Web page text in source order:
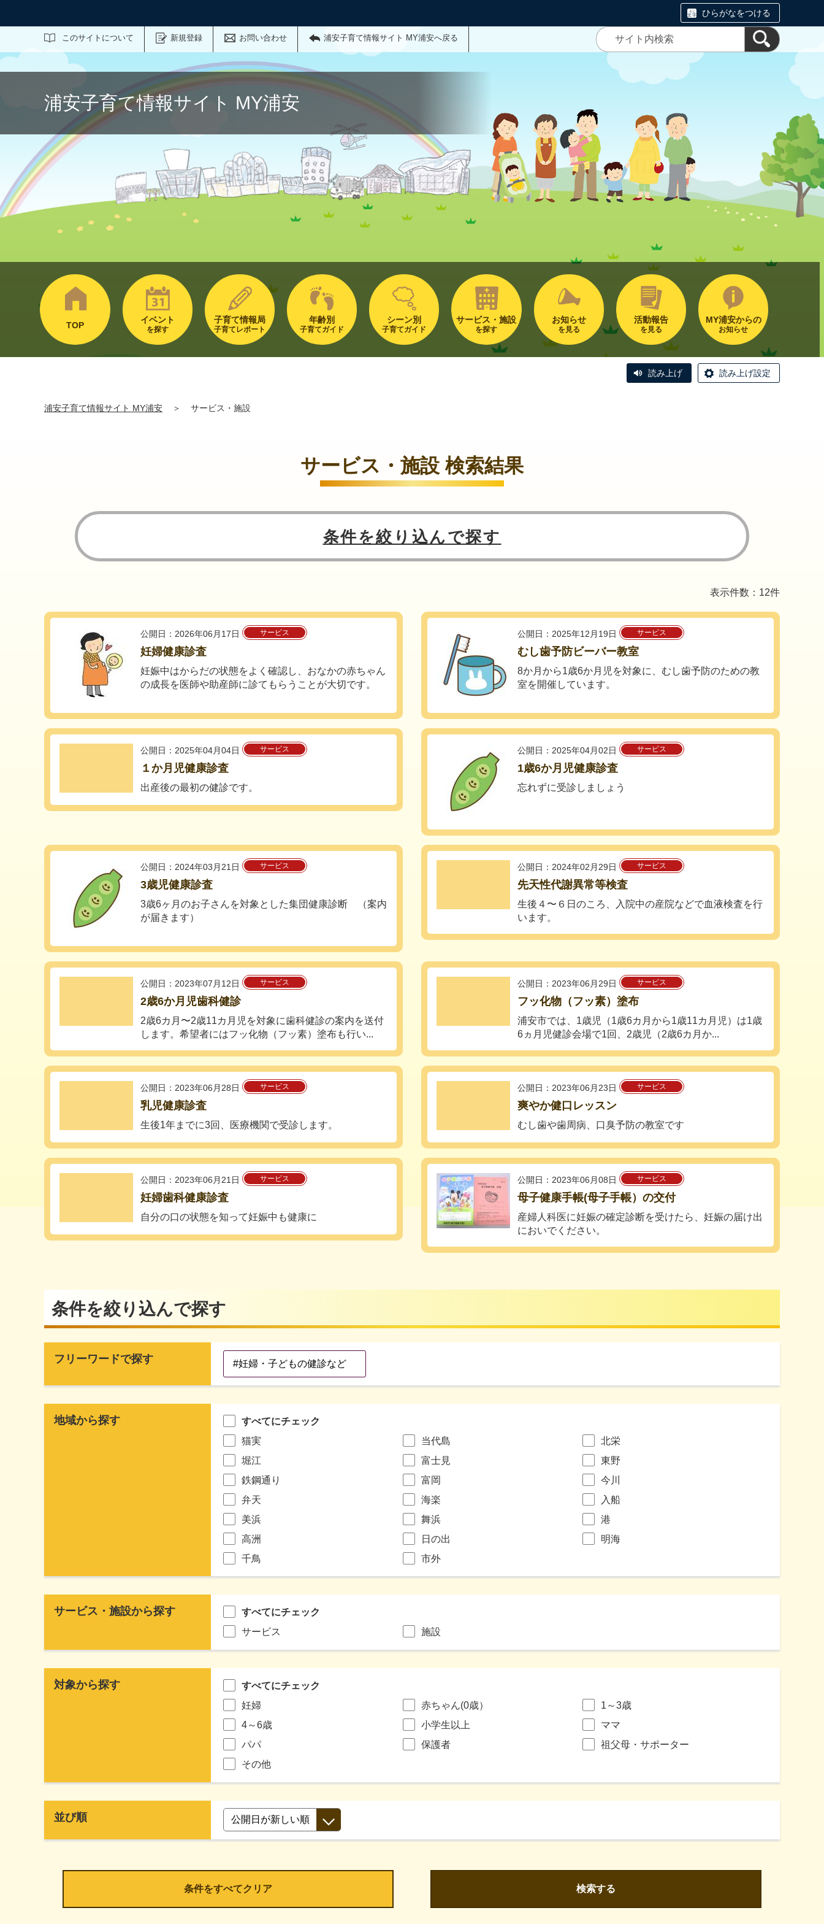
ひらがなをつける
このサイトについて 新規登録 お問い合わせ 浦安子育て情報サイト MY浦安へ戻る
サイト内検索
浦安子育て情報サイト MY浦安
TOP
イベント
を探す
子育て情報局
子育てレポート
年齢別
子育てガイド
シーン別
子育てガイド
サービス・施設
を探す
お知らせ
を見る
活動報告
を見る
MY浦安からの
お知らせ
読み上げ 読み上げ設定
浦安子育て情報サイト MY浦安 ＞ サービス・施設
サービス・施設 検索結果
条件を絞り込んで探す
表示件数：12件
公開日：2026年06月17日 サービス
妊婦健康診査
妊娠中はからだの状態をよく確認し、おなかの赤ちゃん
の成長を医師や助産師に診てもらうことが大切です。
公開日：2025年12月19日 サービス
むし歯予防ビーバー教室
8か月から1歳6か月児を対象に、むし歯予防のための教
室を開催しています。
公開日：2025年04月04日 サービス
１か月児健康診査
出産後の最初の健診です。
公開日：2025年04月02日 サービス
1歳6か月児健康診査
忘れずに受診しましょう
公開日：2024年03月21日 サービス
3歳児健康診査
3歳6ヶ月のお子さんを対象とした集団健康診断 （案内
が届きます）
公開日：2024年02月29日 サービス
先天性代謝異常等検査
生後４〜６日のころ、入院中の産院などで血液検査を行
います。
公開日：2023年07月12日 サービス
2歳6か月児歯科健診
2歳6カ月〜2歳11カ月児を対象に歯科健診の案内を送付
します。希望者にはフッ化物（フッ素）塗布も行い...
公開日：2023年06月29日 サービス
フッ化物（フッ素）塗布
浦安市では、1歳児（1歳6カ月から1歳11カ月児）は1歳
6ヵ月児健診会場で1回、2歳児（2歳6カ月か...
公開日：2023年06月28日 サービス
乳児健康診査
生後1年までに3回、医療機関で受診します。
公開日：2023年06月23日 サービス
爽やか健口レッスン
むし歯や歯周病、口臭予防の教室です
公開日：2023年06月21日 サービス
妊婦歯科健康診査
自分の口の状態を知って妊娠中も健康に
公開日：2023年06月08日 サービス
母子健康手帳(母子手帳）の交付
産婦人科医に妊娠の確定診断を受けたら、妊娠の届け出
においでください。
条件を絞り込んで探す
フリーワードで探す
地域から探す
すべてにチェック
猫実
当代島
北栄
堀江
富士見
東野
鉄鋼通り
富岡
今川
弁天
海楽
入船
美浜
舞浜
港
高洲
日の出
明海
千鳥
市外
サービス・施設から探す
すべてにチェック
サービス
施設
対象から探す
すべてにチェック
妊婦
赤ちゃん(0歳）
1～3歳
4～6歳
小学生以上
ママ
パパ
保護者
祖父母・サポーター
その他
並び順
検索する